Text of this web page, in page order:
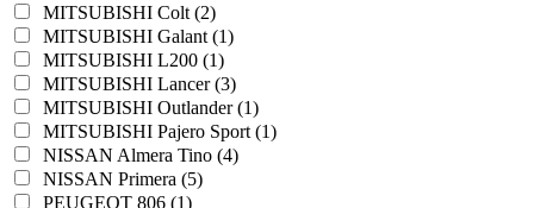
MITSUBISHI Colt (2)
MITSUBISHI Galant (1)
MITSUBISHI L200 (1)
MITSUBISHI Lancer (3)
MITSUBISHI Outlander (1)
MITSUBISHI Pajero Sport (1)
NISSAN Almera Tino (4)
NISSAN Primera (5)
PEUGEOT 806 (1)